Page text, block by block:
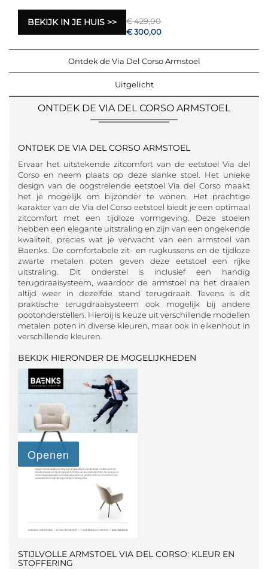
BEKIJK IN JE HUIS
€ 429,00
€ 300,00
Ontdek de Via Del Corso Armstoel
Uitgelicht
ONTDEK DE VIA DEL CORSO ARMSTOEL
ONTDEK DE VIA DEL CORSO ARMSTOEL
Ervaar het uitstekende zitcomfort van de eetstoel Via del
Corso en neem plaats op deze slanke stoel. Het unieke
design van de oogstrelende eetstoel Via del Corso maakt
het je mogelijk om bijzonder te wonen. Het prachtige
karakter van de Via del Corso eetstoel biedt je een optimaal
zitcomfort met een tijdloze vormgeving. Deze stoelen
hebben een elegante uitstraling en zijn van een ongekende
kwaliteit, precies wat je verwacht van een armstoel van
Baenks. De comfortabele zit- en rugkussens en de tijdloze
zwarte metalen poten geven deze eetstoel een rijke
uitstraling. Dit onderstel is inclusief een handig
terugdraaisysteem, waardoor de armstoel na het draaien
altijd weer in dezelfde stand terugdraait. Tevens is dit
praktische terugdraaisysteem ook mogelijk bij andere
pootonderstellen. Hierbij is keuze uit verschillende modellen
metalen poten in diverse kleuren, maar ook in eikenhout in
verschillende kleuren.
BEKIJK HIERONDER DE MOGELIJKHEDEN
STIJLVOLLE ARMSTOEL VIA DEL CORSO: KLEUR EN
STOFFERING